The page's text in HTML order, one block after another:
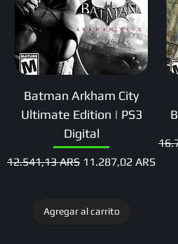
Batman Arkham City
Ultimate Edition | PS3
Digital
Precio
12.541,13 ARS Precio de oferta
11.287,02 ARS
Agregar al carrito